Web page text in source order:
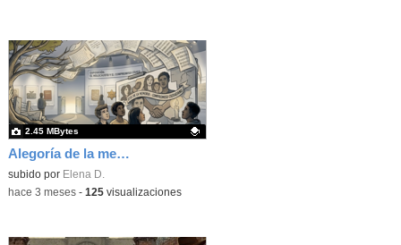
Alegoría de la memoria histórica
Contenido educativo.
subido por Elena D.
2.45 MBytes
-hace 3 meses- 125visualizaciones